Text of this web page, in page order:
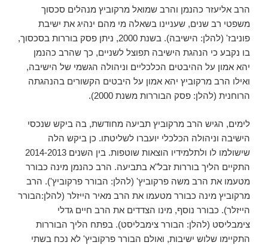
הרב אליעזר כהנמן והרב שמואל מרקוביץ מנהלים סכסוך
משפטי רב שנים, שעניינו בשאלה מי מהם ינהיג את ישיבת
פוניבז' (להלן: הישיבה). בשנת 2000, ניתן פסק בוררות בסכסוך,
בו נקבע כי הנהגת הישיבה תפוצל לשניים, כך שהרב כהנמן
יהא אמון על ההיבטים הכלכליים וניהולה הגשמי של הישיבה,
ואילו הרב מרקוביץ יהא אמון על היבטים הקשורים בהנהגתה
הרוחנית (להלן: פסק הבוררות משנת 2000).
לימים, הגיש הרב מרקוביץ תביעה מחודשת, בה ביקש שנכסי
הישיבה וניהולה הכלכלי יועברו לשליטתו. כן ביקש הלה
שישולמו לו ולתלמידיו הוצאות שוטפות. בין השנים 2014-2013
התקיים הליך בוררות זבל"א בתביעה. הרב כהנמן מינה כבורר
מטעמו את הרב משה פרקוביץ' (להלן: הבורר פרקוביץ'). הרב
מרקוביץ מינה כבורר מטעמו את הרב מאיר הייזלר (להלן:הבורר
הייזלר). כבורר נוסף, מינו הצדדים את הרב חיים גדלי
צימבליסט (להלן: הבורר צימבליסט). בפתח הליך הבוררות
התקיימו שלוש ישיבות, ואולם הבורר פרקוביץ' לא נכח בשתי